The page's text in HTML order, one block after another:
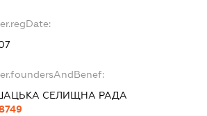
СЕЛИЩНА РАДА